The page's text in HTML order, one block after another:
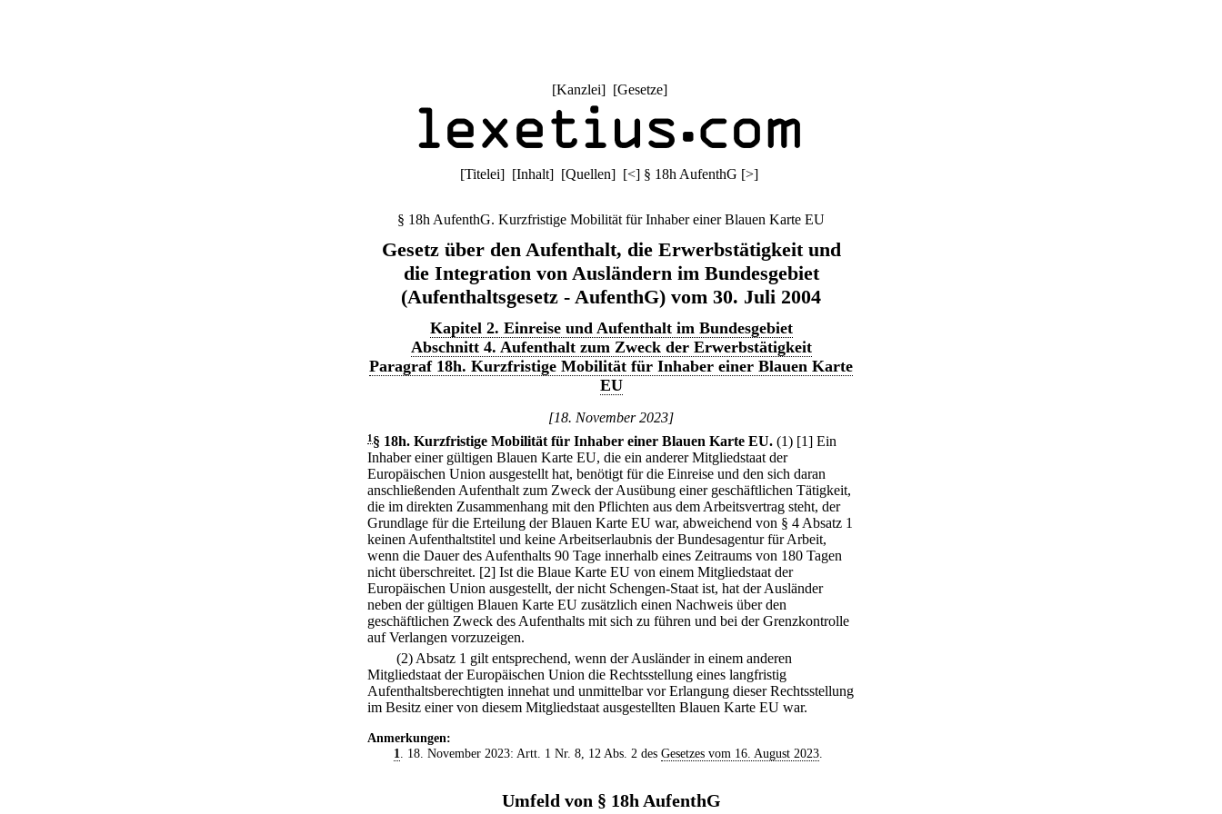
[Kanzlei] [Gesetze]
[Titelei] [Inhalt] [Quellen] [<] § 18h AufenthG [>]
§ 18h AufenthG. Kurzfristige Mobilität für Inhaber einer Blauen Karte EU
Gesetz über den Aufenthalt, die Erwerbstätigkeit und
die Integration von Ausländern im Bundesgebiet
(Aufenthaltsgesetz - AufenthG) vom 30. Juli 2004
Kapitel 2. Einreise und Aufenthalt im Bundesgebiet
Abschnitt 4. Aufenthalt zum Zweck der Erwerbstätigkeit
Paragraf 18h. Kurzfristige Mobilität für Inhaber einer Blauen Karte
EU
[18. November 2023]
1 § 18h. Kurzfristige Mobilität für Inhaber einer Blauen Karte EU. (1) [1] Ein
Inhaber einer gültigen Blauen Karte EU, die ein anderer Mitgliedstaat der
Europäischen Union ausgestellt hat, benötigt für die Einreise und den sich daran
anschließenden Aufenthalt zum Zweck der Ausübung einer geschäftlichen Tätigkeit,
die im direkten Zusammenhang mit den Pflichten aus dem Arbeitsvertrag steht, der
Grundlage für die Erteilung der Blauen Karte EU war, abweichend von § 4 Absatz 1
keinen Aufenthaltstitel und keine Arbeitserlaubnis der Bundesagentur für Arbeit,
wenn die Dauer des Aufenthalts 90 Tage innerhalb eines Zeitraums von 180 Tagen
nicht überschreitet. [2] Ist die Blaue Karte EU von einem Mitgliedstaat der
Europäischen Union ausgestellt, der nicht Schengen-Staat ist, hat der Ausländer
neben der gültigen Blauen Karte EU zusätzlich einen Nachweis über den
geschäftlichen Zweck des Aufenthalts mit sich zu führen und bei der Grenzkontrolle
auf Verlangen vorzuzeigen.
(2) Absatz 1 gilt entsprechend, wenn der Ausländer in einem anderen
Mitgliedstaat der Europäischen Union die Rechtsstellung eines langfristig
Aufenthaltsberechtigten innehat und unmittelbar vor Erlangung dieser Rechtsstellung
im Besitz einer von diesem Mitgliedstaat ausgestellten Blauen Karte EU war.
Anmerkungen:
1. 18. November 2023: Artt. 1 Nr. 8, 12 Abs. 2 des Gesetzes vom 16. August 2023.
Umfeld von § 18h AufenthG